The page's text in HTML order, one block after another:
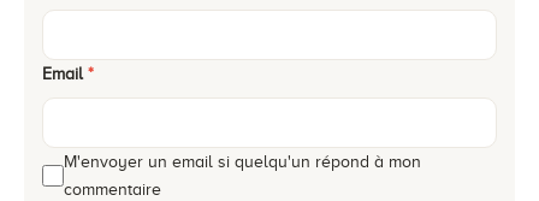
Email *
M'envoyer un email si quelqu'un répond à mon
commentaire